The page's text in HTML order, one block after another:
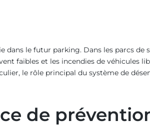
dans le futur parking. Dans les parcs
faibles et les incendies de
le rôle principal du système de
de